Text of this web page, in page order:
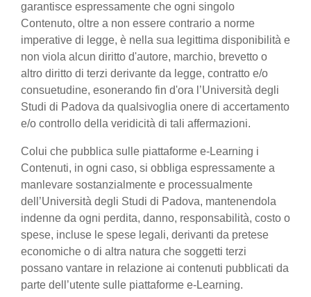
garantisce espressamente che ogni singolo
Contenuto, oltre a non essere contrario a norme
imperative di legge, è nella sua legittima disponibilità e
non viola alcun diritto d'autore, marchio, brevetto o
altro diritto di terzi derivante da legge, contratto e/o
consuetudine, esonerando fin d'ora l’Università degli
Studi di Padova da qualsivoglia onere di accertamento
e/o controllo della veridicità di tali affermazioni.
Colui che pubblica sulle piattaforme e-Learning i
Contenuti, in ogni caso, si obbliga espressamente a
manlevare sostanzialmente e processualmente
dell’Università degli Studi di Padova, mantenendola
indenne da ogni perdita, danno, responsabilità, costo o
spese, incluse le spese legali, derivanti da pretese
economiche o di altra natura che soggetti terzi
possano vantare in relazione ai contenuti pubblicati da
parte dell’utente sulle piattaforme e-Learning.